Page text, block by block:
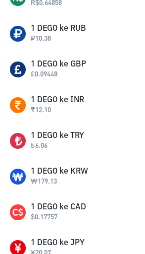
R$0.64858
1 DEGO ke RUB
₽10.38
1 DEGO ke GBP
£0.09448
1 DEGO ke INR
₹12.10
1 DEGO ke TRY
₺6.06
1 DEGO ke KRW
₩179.13
1 DEGO ke CAD
$0.17757
1 DEGO ke JPY